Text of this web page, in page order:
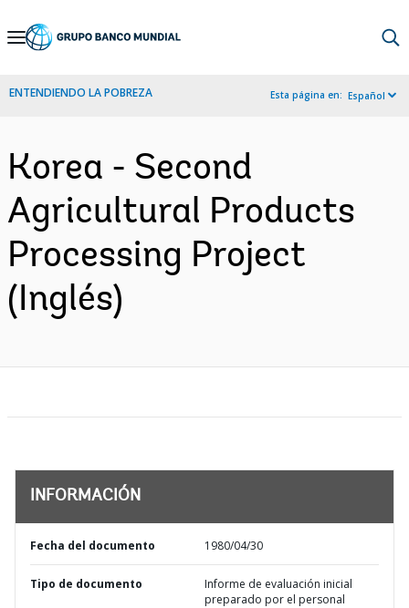
Skip
Navigation
ENTENDIENDO LA POBREZA Esta página en: Español
Korea - Second
Agricultural Products
Processing Project
(Inglés)
INFORMACIÓN
Fecha del documento 1980/04/30
Tipo de documento
Informe de evaluación inicial
preparado por el personal